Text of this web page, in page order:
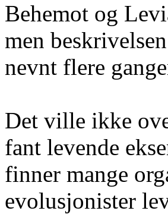
Behemot og
men
nevnt flere
Det ville ikke
fant levende
finner mange
evolusjonister